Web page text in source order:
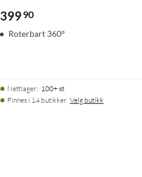
399 90
Roterbart 360°
Nettlager: 100+ st
Finnes i 14 butikker. Velg butikk